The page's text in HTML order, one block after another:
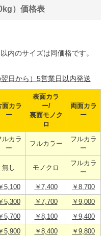
）価格表
内のサイズは同価格です。
翌日から）5営業日以内発送
面カラ
ー
表面カラ
ー/
裏面モノク
ロ
両面カラ
ー
ルカラ
ー
フルカラー
フルカラ
ー
無し モノクロ
フルカラ
ー
5,100 ￥7,400 ￥8,700
5,300 ￥7,700 ￥9,000
5,700 ￥8,100 ￥9,400
5,900 ￥8,400 ￥9,800